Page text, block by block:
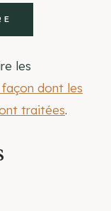
les
façon dont les
traitées.